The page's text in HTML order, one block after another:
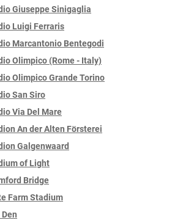
Giuseppe Sinigaglia
Luigi Ferraris
Marcantonio Bentegodi
Olimpico (Rome - Italy)
Olimpico Grande Torino
San Siro
Via Del Mare
An der Alten Försterei
Galgenwaard
of Light
Bridge
Farm Stadium